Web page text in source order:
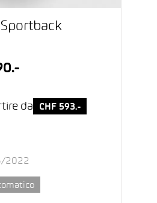
da CHF 593.-
2022